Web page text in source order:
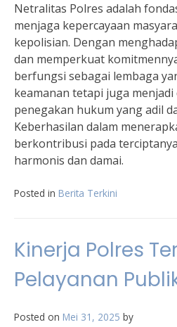
Netralitas Polres adalah
menjaga kepercayaan
kepolisian. Dengan
dan memperkuat
berfungsi sebagai lembaga
keamanan tetapi juga
penegakan hukum yang adil
Keberhasilan dalam
berkontribusi pada
harmonis dan damai.
Posted in Berita Terkini
Kinerja Polres
Pelayanan
Posted on Mei 31, 2025 by